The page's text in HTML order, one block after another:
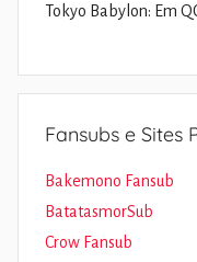
Tokyo Babylon: Em
Fansubs e Sites
Bakemono Fansub
BatatasmorSub
Crow Fansub